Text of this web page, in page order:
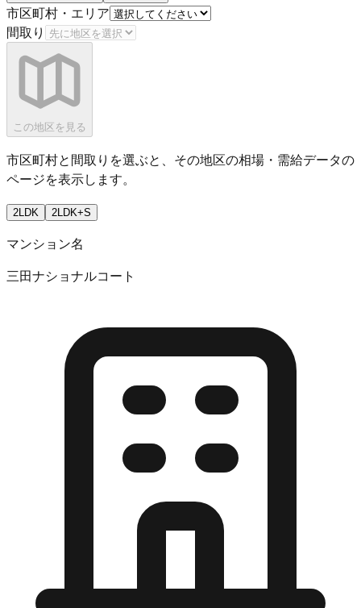
市区町村・エリア
間取り
この地区を見る
市区町村と間取りを選ぶと、その地区の相場・需給データの
ページを表示します。
2LDK 2LDK+S
マンション名
三田ナショナルコート